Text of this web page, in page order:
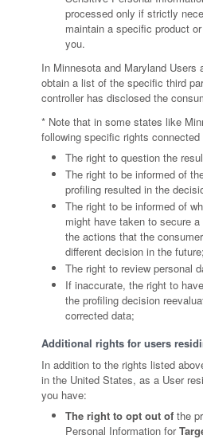
processed only if strictly
maintain a specific product
you.
In Minnesota and Maryland Users
obtain a list of the specific third
controller has disclosed the
* Note that in some states like
following specific rights connected
The right to question the
The right to be informed of
profiling resulted in the
The right to be informed of
might have taken to secure
the actions that the
different decision in the future;
The right to review personal
If inaccurate, the right to
the profiling decision
corrected data;
Additional rights for users
In addition to the rights listed
in the United States, as a User
you have:
The right to opt out of the
Personal Information for